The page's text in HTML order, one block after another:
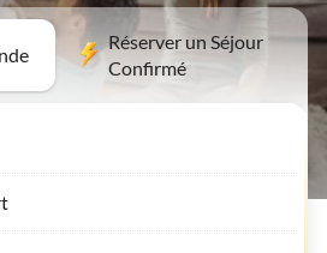
Réserver un Séjour
Confirmé